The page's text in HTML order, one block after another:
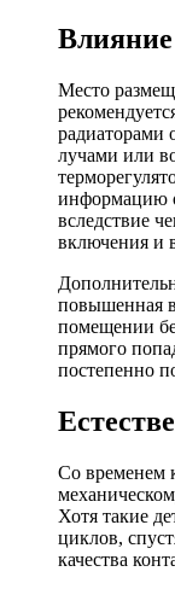
Место
радиаторами
лучами или
информацию
вследствие
включения и
повышенная
помещении
прямого
постепенно
Со временем
Хотя такие
циклов,
качества